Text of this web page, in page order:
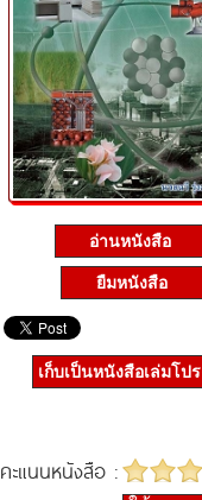
อ่านหนังสือ
ยืมหนังสือ
เก็บเป็นหนังสือเล่มโป
คะแนนหนังสือ :